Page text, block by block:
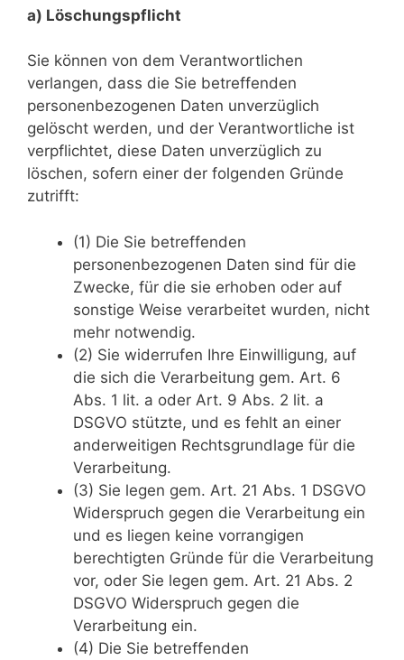
a) Löschungspflicht
Sie können von dem Verantwortlichen
verlangen, dass die Sie betreffenden
personenbezogenen Daten unverzüglich
gelöscht werden, und der Verantwortliche ist
verpflichtet, diese Daten unverzüglich zu
löschen, sofern einer der folgenden Gründe
zutrifft:
(1) Die Sie betreffenden
personenbezogenen Daten sind für die
Zwecke, für die sie erhoben oder auf
sonstige Weise verarbeitet wurden, nicht
mehr notwendig.
(2) Sie widerrufen Ihre Einwilligung, auf
die sich die Verarbeitung gem. Art. 6
Abs. 1 lit. a oder Art. 9 Abs. 2 lit. a
DSGVO stützte, und es fehlt an einer
anderweitigen Rechtsgrundlage für die
Verarbeitung.
(3) Sie legen gem. Art. 21 Abs. 1 DSGVO
Widerspruch gegen die Verarbeitung ein
und es liegen keine vorrangigen
berechtigten Gründe für die Verarbeitung
vor, oder Sie legen gem. Art. 21 Abs. 2
DSGVO Widerspruch gegen die
Verarbeitung ein.
(4) Die Sie betreffenden